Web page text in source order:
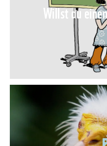
Willst du